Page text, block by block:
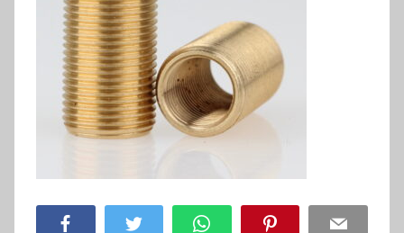
Facebook Twitter WhatsApp Pinterest Email